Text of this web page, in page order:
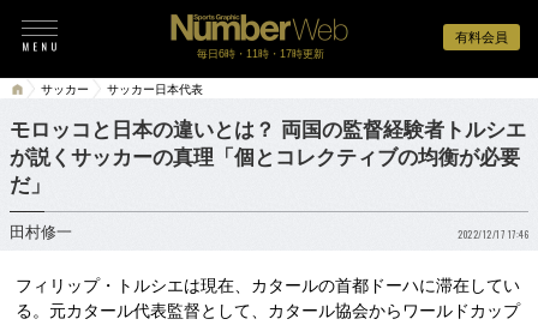
有料会員
毎日6時・11時・17時更新
サッカー サッカー日本代表
モロッコと日本の違いとは？ 両国の監督経験者トルシエ
が説くサッカーの真理「個とコレクティブの均衡が必要
だ」
田村修一 2022/12/17 17:46
フィリップ・トルシエは現在、カタールの首都ドーハに滞在してい
る。元カタール代表監督として、カタール協会からワールドカップ